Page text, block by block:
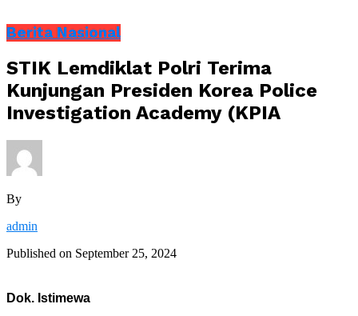
Berita Nasional
STIK Lemdiklat Polri Terima
Kunjungan Presiden Korea Police
Investigation Academy (KPIA
By
admin
Published on September 25, 2024
Dok. Istimewa